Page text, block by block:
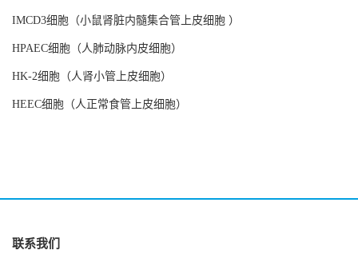
IMCD3细胞（小鼠肾脏内髓集合管上皮细胞 ）
HPAEC细胞（人肺动脉内皮细胞）
HK-2细胞（人肾小管上皮细胞）
HEEC细胞（人正常食管上皮细胞）
联系我们